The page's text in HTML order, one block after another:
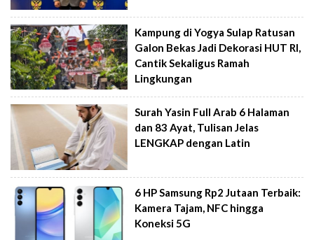
Kampung di Yogya Sulap Ratusan
Galon Bekas Jadi Dekorasi HUT RI,
Cantik Sekaligus Ramah
Lingkungan
Surah Yasin Full Arab 6 Halaman
dan 83 Ayat, Tulisan Jelas
LENGKAP dengan Latin
6 HP Samsung Rp2 Jutaan Terbaik:
Kamera Tajam, NFC hingga
Koneksi 5G